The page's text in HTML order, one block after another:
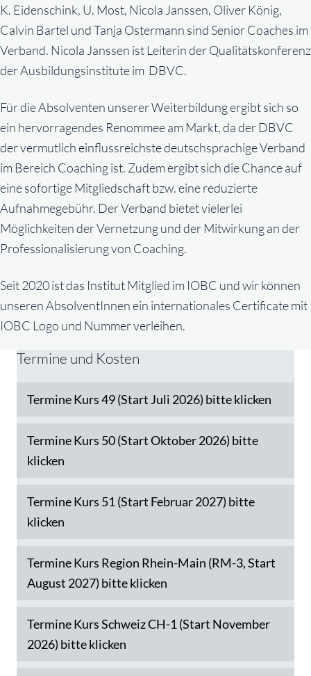
K. Eidenschink, U. Most, Nicola Janssen, Oliver König,
Calvin Bartel und Tanja Ostermann sind Senior Coaches im
Verband. Nicola Janssen ist Leiterin der Qualitätskonferenz
der Ausbildungsinstitute im DBVC.
Für die Absolventen unserer Weiterbildung ergibt sich so
ein hervorragendes Renommee am Markt, da der DBVC
der vermutlich einflussreichste deutschsprachige Verband
im Bereich Coaching ist. Zudem ergibt sich die Chance auf
eine sofortige Mitgliedschaft bzw. eine reduzierte
Aufnahmegebühr. Der Verband bietet vielerlei
Möglichkeiten der Vernetzung und der Mitwirkung an der
Professionalisierung von Coaching.
Seit 2020 ist das Institut Mitglied im IOBC und wir können
unseren AbsolventInnen ein internationales Certificate mit
IOBC Logo und Nummer verleihen.
Termine und Kosten
Termine Kurs 49 (Start Juli 2026) bitte klicken
Termine Kurs 50 (Start Oktober 2026) bitte
klicken
Termine Kurs 51 (Start Februar 2027) bitte
klicken
Termine Kurs Region Rhein-Main (RM-3, Start
August 2027) bitte klicken
Termine Kurs Schweiz CH-1 (Start November
2026) bitte klicken